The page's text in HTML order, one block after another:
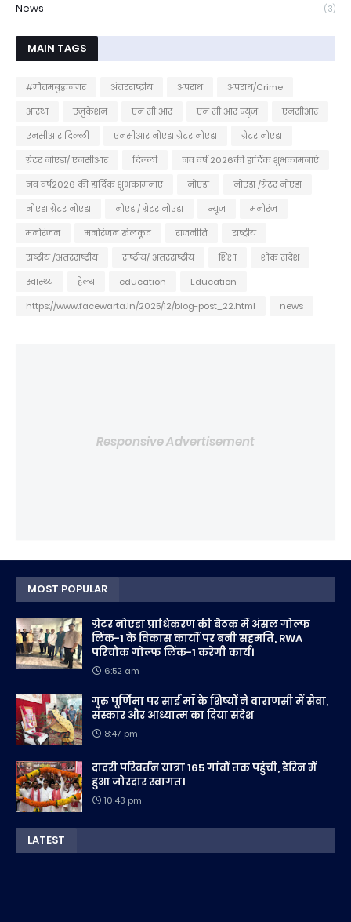
News (3)
MAIN TAGS
#गौतमबुद्धनगर अंतरराष्ट्रीय अपराध
अपराध/Crime
आस्था
एजुकेशन एन सी आर एन सी आर न्यूज
एनसीआर
एनसीआर दिल्ली
एनसीआर नोएडा ग्रेटर नोएडा
ग्रेटर नोएडा
ग्रेटर नोएडा/ एनसीआर
दिल्ली
नव वर्ष 2026की हार्दिक शुभकामनाएं
नव वर्ष2026 की हार्दिक शुभकामनाएं
नोएडा
नोएडा /ग्रेटर नोएडा
नोएडा ग्रेटर नोएडा
नोएडा/ ग्रेटर नोएडा न्यूज
मनोरंज
मनोरंजन
मनोरंजन खेलकूद राजनीति
राष्ट्रीय
राष्ट्रीय /अंतरराष्ट्रीय
राष्ट्रीय/ अंतरराष्ट्रीय शिक्षा
शोक संदेश
स्वास्थ्य
हेल्थ education
Education
https://www.facewarta.in/2025/12/blog-post_22.html
news
Responsive Advertisement
MOST POPULAR
ग्रेटर नोएडा प्राधिकरण की बैठक में अंसल गोल्फ
लिंक-1 के विकास कार्यों पर बनी सहमति, RWA
परिचौक गोल्फ लिंक-1 करेगी कार्य।
6:52 am
गुरु पूर्णिमा पर साईं माँ के शिष्यों ने वाराणसी में सेवा,
संस्कार और आध्यात्म का दिया संदेश
8:47 pm
दादरी परिवर्तन यात्रा 165 गांवों तक पहुंची, डेरिन में
हुआ जोरदार स्वागत।
10:43 pm
LATEST